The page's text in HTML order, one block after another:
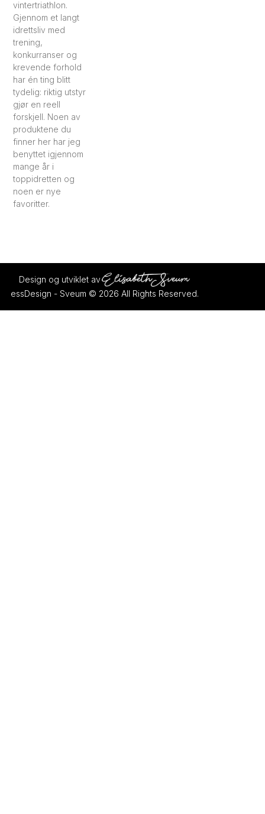
vintertriathlon.
Gjennom et langt
idrettsliv med
trening,
konkurranser og
krevende forhold
har én ting blitt
tydelig: riktig utstyr
gjør en reell
forskjell. Noen av
produktene du
finner her har jeg
benyttet igjennom
mange år i
toppidretten og
noen er nye
favoritter.
Design og utviklet av
essDesign - Sveum © 2026 All Rights Reserved.